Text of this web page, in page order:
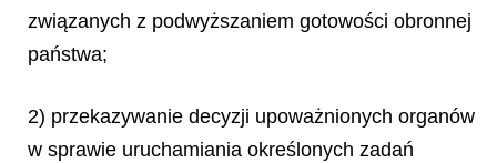
związanych z podwyższaniem gotowości obronnej
państwa;
2) przekazywanie decyzji upoważnionych organów
w sprawie uruchamiania określonych zadań